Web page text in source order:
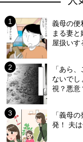
義母の便
まる妻
屋扱いす
「あら
ないで
視？悪意
「義母
発！ 夫